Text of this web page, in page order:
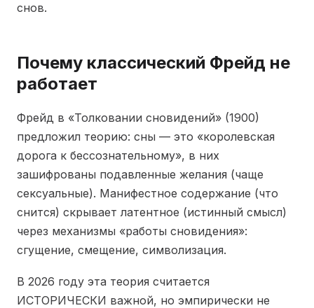
снов.
Почему классический Фрейд не
работает
Фрейд в «Толковании сновидений» (1900)
предложил теорию: сны — это «королевская
дорога к бессознательному», в них
зашифрованы подавленные желания (чаще
сексуальные). Манифестное содержание (что
снится) скрывает латентное (истинный смысл)
через механизмы «работы сновидения»:
сгущение, смещение, символизация.
В 2026 году эта теория считается
ИСТОРИЧЕСКИ важной, но эмпирически не